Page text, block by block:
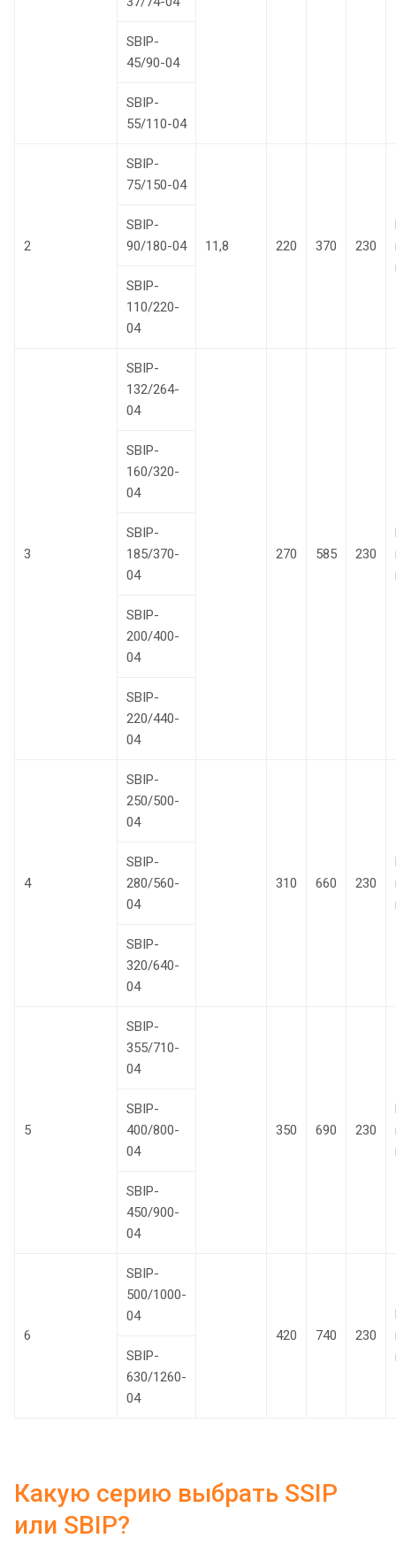
SBIP-
45/90-04
SBIP-
55/110-04
2
SBIP-
75/150-04
11,8 220 370 230
SBIP-
90/180-04
SBIP-
110/220-
04
3
SBIP-
132/264-
04
270 585 230
SBIP-
160/320-
04
SBIP-
185/370-
04
SBIP-
200/400-
04
SBIP-
220/440-
04
4
SBIP-
250/500-
04
310 660 230
SBIP-
280/560-
04
SBIP-
320/640-
04
5
SBIP-
355/710-
04
350 690 230
SBIP-
400/800-
04
SBIP-
450/900-
04
6
SBIP-
500/1000-
04
420
740 230
SBIP-
630/1260-
04
Какую серию выбрать SSIP
или SBIP?